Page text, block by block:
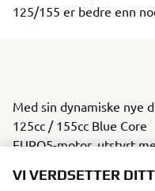
125/155 er bedre enn
Med sin dynamiske nye
125cc / 155cc Blue Core
EURO5-motor, utstyrt
Bluetooth-tilkobling
VI VERDSETTER